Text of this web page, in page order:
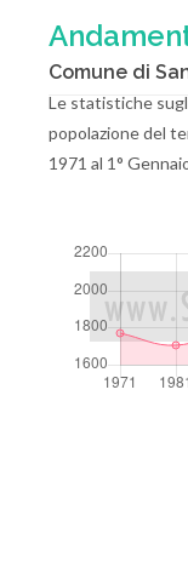
Comune di
Le statistiche
popolazione del
1971 al 1°